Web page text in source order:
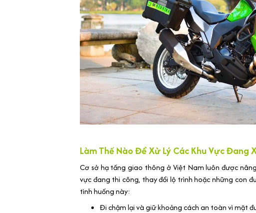
Làm Thế Nào Để Xử Lý Các Khu Vực Đang
Cơ sở hạ tầng giao thông ở Việt Nam luôn được
vực đang thi công, thay đổi lộ trình hoặc những con
tình huống này:
Đi chậm lại và giữ khoảng cách an toàn vì mặt